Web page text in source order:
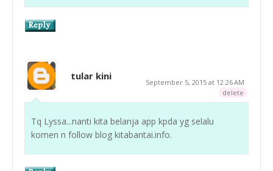
tular kini
September 5, 2015 at 12:26 AM
delete
Tq Lyssa...nanti kita belanja app kpda yg selalu
komen n follow blog kitabantai.info.